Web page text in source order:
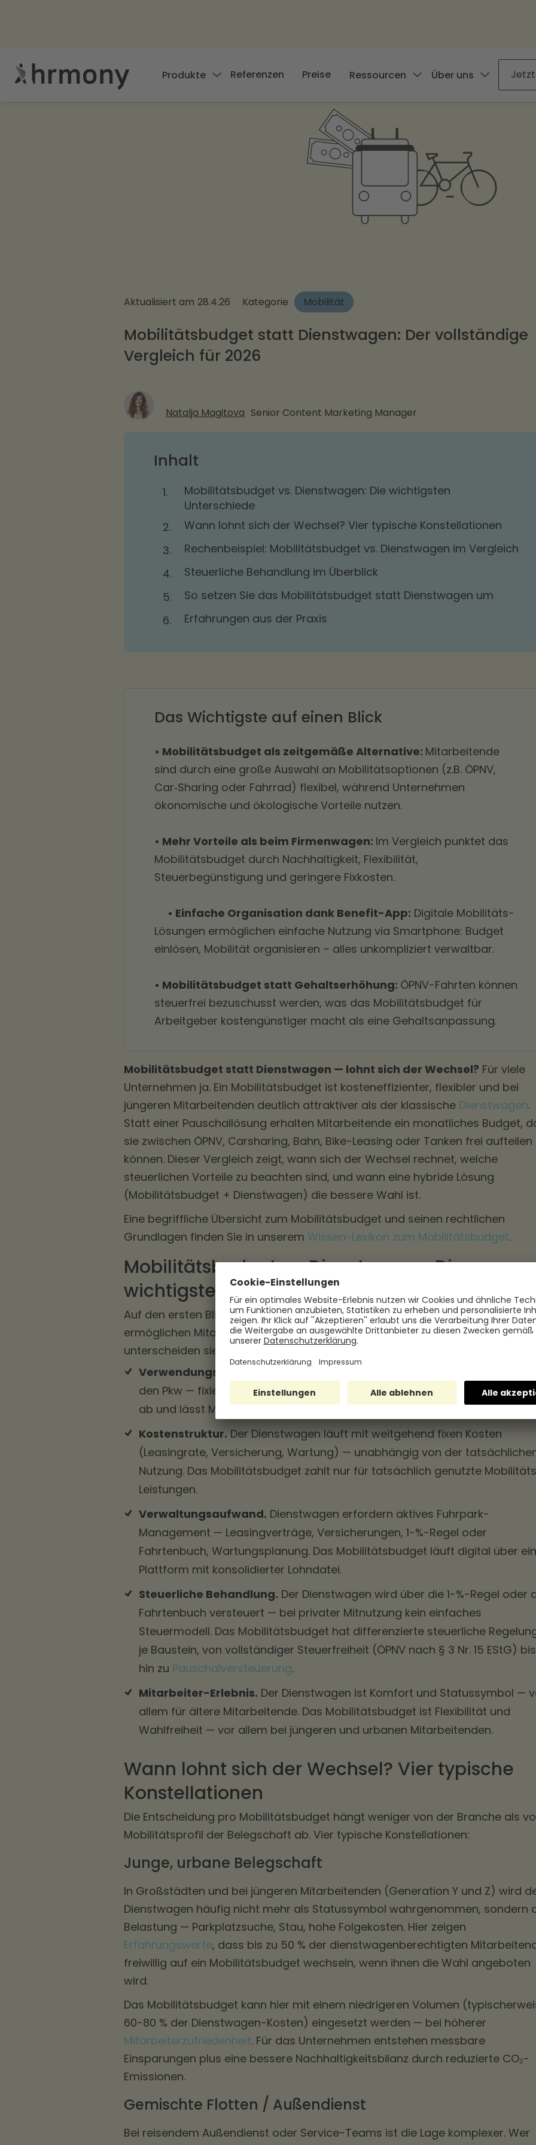
Produkte Referenzen Preise Ressourcen Über uns
Aktualisiert am 28.4.26 Kategorie Mobilität
Mobilitätsbudget statt Dienstwagen: Der vollständige
Vergleich für 2026
Natalja Magitova Senior Content Marketing Manager
Inhalt
1.
Mobilitätsbudget vs. Dienstwagen: Die wichtigsten
Unterschiede
2.
Wann lohnt sich der Wechsel? Vier typische Konstellationen
3.
Rechenbeispiel: Mobilitätsbudget vs. Dienstwagen im Vergleich
4.
Steuerliche Behandlung im Überblick
5.
So setzen Sie das Mobilitätsbudget statt Dienstwagen um
6.
Erfahrungen aus der Praxis
Das Wichtigste auf einen Blick
• Mobilitätsbudget als zeitgemäße Alternative: Mitarbeitende
sind durch eine große Auswahl an Mobilitätsoptionen (z.B. ÖPNV,
Car‑Sharing oder Fahrrad) flexibel, während Unternehmen
ökonomische und ökologische Vorteile nutzen.
• Mehr Vorteile als beim Firmenwagen: Im Vergleich punktet das
Mobilitätsbudget durch Nachhaltigkeit, Flexibilität,
Steuerbegünstigung und geringere Fixkosten.
• Einfache Organisation dank Benefit-App: Digitale Mobilitäts-
Lösungen ermöglichen einfache Nutzung via Smartphone: Budget
einlösen, Mobilität organisieren – alles unkompliziert verwaltbar.
• Mobilitätsbudget statt Gehaltserhöhung: ÖPNV-Fahrten können
steuerfrei bezuschusst werden, was das Mobilitätsbudget für
Arbeitgeber kostengünstiger macht als eine Gehaltsanpassung.
Mobilitätsbudget statt Dienstwagen — lohnt sich der Wechsel? Für viele
Unternehmen ja. Ein Mobilitätsbudget ist kosteneffizienter, flexibler und bei
jüngeren Mitarbeitenden deutlich attraktiver als der klassische Dienstwagen.
Statt einer Pauschallösung erhalten Mitarbeitende ein monatliches Budget,
sie zwischen ÖPNV, Carsharing, Bahn, Bike-Leasing oder Tanken frei aufteilen
können. Dieser Vergleich zeigt, wann sich der Wechsel rechnet, welche
steuerlichen Vorteile zu beachten sind, und wann eine hybride Lösung
(Mobilitätsbudget + Dienstwagen) die bessere Wahl ist.
Eine begriffliche Übersicht zum Mobilitätsbudget und seinen rechtlichen
Grundlagen finden Sie in unserem Wissen-Lexikon zum Mobilitätsbudget.
Mobilitätsbudget vs. Dienstwagen: Die
wichtigsten Unterschiede
Auf den ersten Blick erfüllen beide Modelle den gleichen Zweck — sie
ermöglichen Mitarbeitenden, mobil zur Arbeit zu kommen. In der Tiefe
unterscheiden sie sich aber strukturell:
Verwendungs-Logik.
den Pkw — fixiert. Ein Mobilitätsbudget deckt mehrere Verkehrsmittel
ab und lässt Mitarbeitenden die Wahl.
Kostenstruktur. Der Dienstwagen läuft mit weitgehend fixen Kosten
(Leasingrate, Versicherung, Wartung) — unabhängig von der
Nutzung. Das Mobilitätsbudget zahlt nur für tatsächlich genutzte
Leistungen.
Verwaltungsaufwand. Dienstwagen erfordern aktives Fuhrpark-
Management — Leasingverträge, Versicherungen, 1-%-Regel oder
Fahrtenbuch, Wartungsplanung. Das Mobilitätsbudget läuft digital über
Plattform mit konsolidierter Lohndatei.
Steuerliche Behandlung. Der Dienstwagen wird über die 1-%-Regel oder
Fahrtenbuch versteuert — bei privater Mitnutzung kein einfaches
Steuermodell. Das Mobilitätsbudget hat differenzierte steuerliche
je Baustein, von vollständiger Steuerfreiheit (ÖPNV nach § 3 Nr. 15 EStG) bis
hin zu Pauschalversteuerung.
Mitarbeiter-Erlebnis. Der Dienstwagen ist Komfort und Statussymbol —
allem für ältere Mitarbeitende. Das Mobilitätsbudget ist Flexibilität und
Wahlfreiheit — vor allem bei jüngeren und urbanen Mitarbeitenden.
Wann lohnt sich der Wechsel? Vier typische
Konstellationen
Die Entscheidung pro Mobilitätsbudget hängt weniger von der Branche als
Mobilitätsprofil der Belegschaft ab. Vier typische Konstellationen:
Junge, urbane Belegschaft
In Großstädten und bei jüngeren Mitarbeitenden (Generation Y und Z) wird
Dienstwagen häufig nicht mehr als Statussymbol wahrgenommen, sondern
Belastung — Parkplatzsuche, Stau, hohe Folgekosten. Hier zeigen
Erfahrungswerte, dass bis zu 50 % der dienstwagenberechtigten
freiwillig auf ein Mobilitätsbudget wechseln, wenn ihnen die Wahl angeboten
wird.
Das Mobilitätsbudget kann hier mit einem niedrigeren Volumen
60-80 % der Dienstwagen-Kosten) eingesetzt werden — bei höherer
Mitarbeiterzufriedenheit. Für das Unternehmen entstehen messbare
Einsparungen plus eine bessere Nachhaltigkeitsbilanz durch reduzierte CO₂-
Emissionen.
Gemischte Flotten / Außendienst
Bei reisendem Außendienst oder Service-Teams ist die Lage komplexer. Wer